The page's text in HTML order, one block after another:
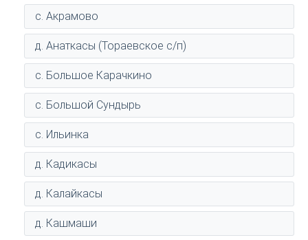
с. Акрамово
д. Анаткасы (Тораевское с/п)
с. Большое Карачкино
с. Большой Сундырь
с. Ильинка
д. Кадикасы
д. Калайкасы
д. Кашмаши